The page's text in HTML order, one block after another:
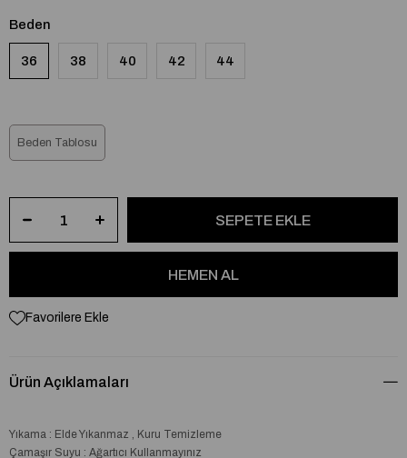
Beden
36 38 40 42 44
Beden Tablosu
Favorilere Ekle
Ürün Açıklamaları
Yıkama : Elde Yıkanmaz , Kuru Temizleme
Çamaşır Suyu : Ağartıcı Kullanmayınız